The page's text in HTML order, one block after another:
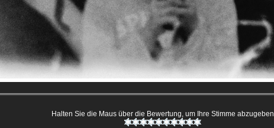
Halten Sie die Maus über die Bewertung, um Ihre Stimme abzugeben